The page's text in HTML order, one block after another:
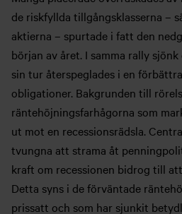
de riskfyllda tillgångsklasserna –
aktierna – spurtade i fatt den
början av året. I samma rally
sin tur återspeglades i en
obligationer. Bakgrunden till
räntehöjningsfarhågorna som
ut mot en recessionsrädsla.
tvungna att strama åt
kraft om recessionen bidrog till
Detta syns i de förväntade
prissatt och som har sjunkit